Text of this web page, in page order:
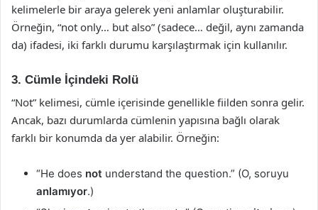
kelimelerle bir araya gelerek yeni anlamlar oluşturabilir.
Örneğin, “not only… but also” (sadece… değil, aynı zamanda
da) ifadesi, iki farklı durumu karşılaştırmak için kullanılır.
3. Cümle İçindeki Rolü
“Not” kelimesi, cümle içerisinde genellikle fiilden sonra gelir.
Ancak, bazı durumlarda cümlenin yapısına bağlı olarak
farklı bir konumda da yer alabilir. Örneğin:
“He does not understand the question.” (O, soruyu
anlamıyor.)